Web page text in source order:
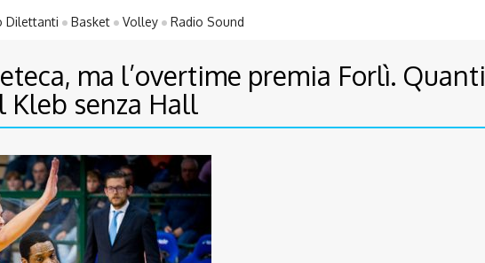
Dilettanti Basket Volley Radio Sound
ma l’overtime premia Forlì. Quanti
Kleb senza Hall